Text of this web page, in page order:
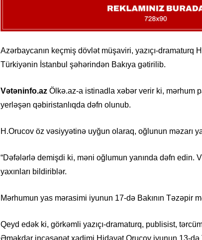
Azərbaycanın keçmiş dövlət müşaviri, yazıçı-dramaturq
Türkiyənin İstanbul şəhərindən Bakıya gətirilib.
Vətəninfo.az Ölkə.az-a istinadla xəbər verir ki, mərhum
yerləşən qəbiristanlıqda dəfn olunub.
H.Orucov öz vəsiyyətinə uyğun olaraq, oğlunun məzarı
“Dəfələrlə demişdi ki, məni oğlumun yanında dəfn edin.
yaxınları bildiriblər.
Mərhumun yas mərasimi iyunun 17-də Bakının Təzəpir
Qeyd edək ki, görkəmli yazıçı-dramaturq, publisist,